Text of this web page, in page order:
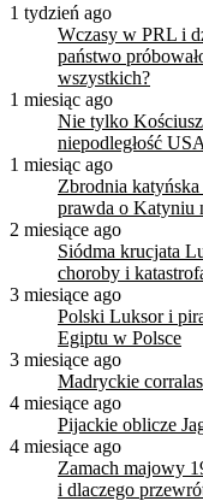
1 tydzień ago
Wczasy w PRL i
państwo
wszystkich?
1 miesiąc ago
Nie tylko
niepodległość USA
1 miesiąc ago
Zbrodnia
prawda o Katyniu
2 miesiące ago
Siódma krucjata
choroby i
3 miesiące ago
Polski Luksor i
Egiptu w Polsce
3 miesiące ago
Madryckie
4 miesiące ago
Pijackie oblicze
4 miesiące ago
Zamach majowy
i dlaczego